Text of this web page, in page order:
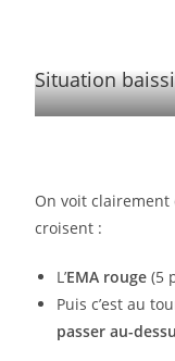
Situation
On voit clairement
croisent :
L’EMA rouge (5
Puis c’est au
passer au-